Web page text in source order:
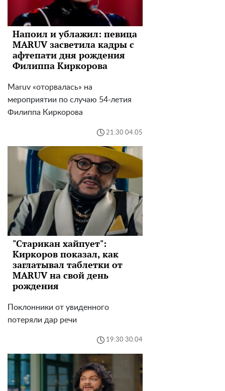
Напоил и ублажил: певица
MARUV засветила кадры с
афтепати дня рождения
Филиппа Киркорова
Maruv «оторвалась» на
мероприятии по случаю 54-летия
Филиппа Киркорова
21:30 04.05
"Старикан хайпует":
Киркоров показал, как
заглатывал таблетки от
MARUV на свой день
рождения
Поклонники от увиденного
потеряли дар речи
19:30 30.04